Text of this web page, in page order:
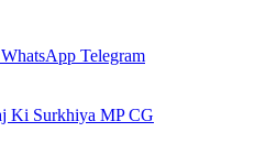
WhatsApp Telegram